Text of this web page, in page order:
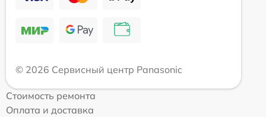
© 2026 Сервисный центр Panasonic
Стоимость ремонта
Оплата и доставка